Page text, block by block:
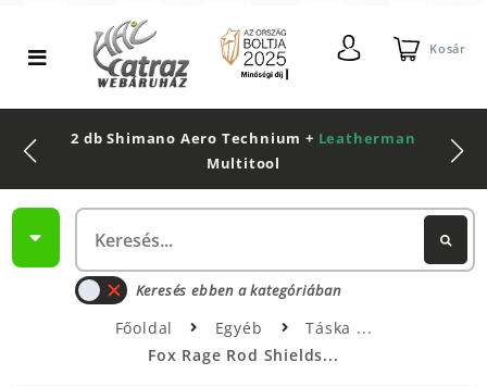
Kosár
2 db Shimano Aero Technium + Leatherman
Multitool
Keresés ebben a kategóriában
Főoldal Egyéb
Táska
Fox Rage Rod Shields...